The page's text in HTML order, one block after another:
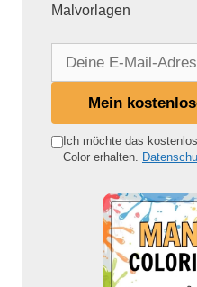
Malvorlagen
e
Mein
Ich möchte das
Color erhalten.